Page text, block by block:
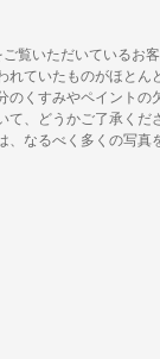
覧いただいているお客
れていたものがほと
のくすみやペイント
て、どうかご了承く
、なるべく多くの写真